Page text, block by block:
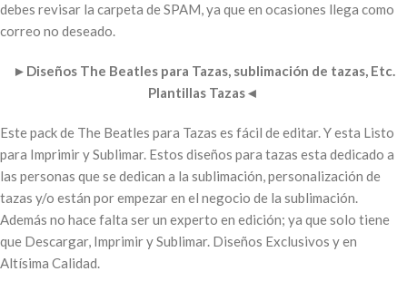
debes revisar la carpeta de SPAM, ya que en ocasiones llega como
correo no deseado.
► Diseños The Beatles para Tazas, sublimación de tazas, Etc.
Plantillas Tazas◄
Este pack de The Beatles para Tazas es fácil de editar. Y esta Listo
para Imprimir y Sublimar. Estos diseños para tazas esta dedicado a
las personas que se dedican a la sublimación, personalización de
tazas y/o están por empezar en el negocio de la sublimación.
Además no hace falta ser un experto en edición; ya que solo tiene
que Descargar, Imprimir y Sublimar. Diseños Exclusivos y en
Altísima Calidad.